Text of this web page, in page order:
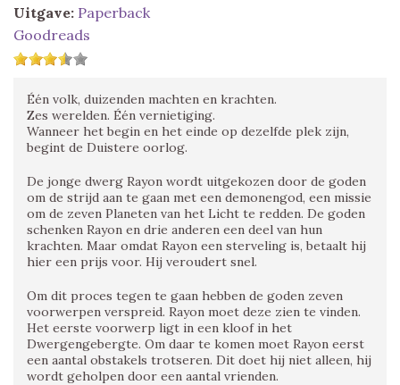
Uitgave: Paperback
Goodreads
Één volk, duizenden machten en krachten.
Zes werelden. Één vernietiging.
Wanneer het begin en het einde op dezelfde plek zijn,
begint de Duistere oorlog.
De jonge dwerg Rayon wordt uitgekozen door de goden
om de strijd aan te gaan met een demonengod, een missie
om de zeven Planeten van het Licht te redden. De goden
schenken Rayon en drie anderen een deel van hun
krachten. Maar omdat Rayon een sterveling is, betaalt hij
hier een prijs voor. Hij veroudert snel.
Om dit proces tegen te gaan hebben de goden zeven
voorwerpen verspreid. Rayon moet deze zien te vinden.
Het eerste voorwerp ligt in een kloof in het
Dwergengebergte. Om daar te komen moet Rayon eerst
een aantal obstakels trotseren. Dit doet hij niet alleen, hij
wordt geholpen door een aantal vrienden.